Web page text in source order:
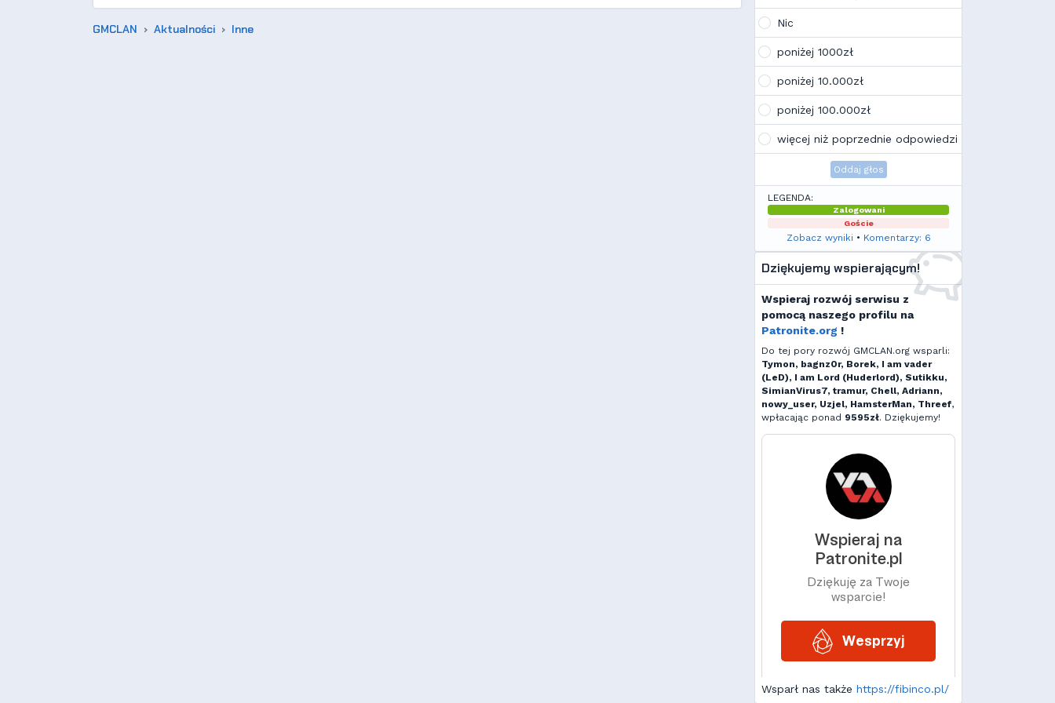
GMCLAN Aktualności Inne
Wojo
Tak, po zmianach gmclan przeżywa
wskazują, że ten rok będzie rokiem
Linuxa, rokiem odejścia od
discorda na rzecz forów
internetowych
K Kamilek
Ale klimat tu znowu wrócić!
Nic
poniżej 1000zł
poniżej 10.000zł
poniżej 100.000zł
więcej niż poprzednie odpowiedzi
Oddaj głos
LEGENDA:
Zalogowani
Goście
Zobacz wyniki • Komentarzy: 6
Dziękujemy wspierającym!
Wspieraj rozwój serwisu z
pomocą naszego profilu na
Patronite.org !
Do tej pory rozwój GMCLAN.org wsparli:
Tymon, bagnz0r, Borek, I am vader
(LeD), I am Lord (Huderlord), Sutikku,
SimianVirus7, tramur, Chell, Adriann,
nowy_user, Uzjel, HamsterMan, Threef,
wpłacając ponad 9595zł. Dziękujemy!
Wsparł nas także https://fibinco.pl/